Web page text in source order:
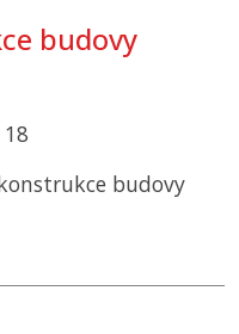
budovy
budovy